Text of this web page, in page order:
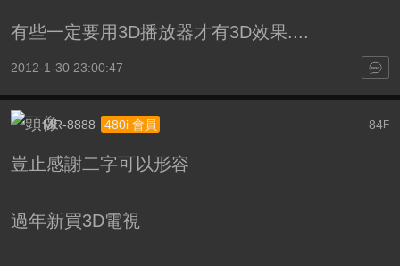
有些一定要用3D播放器才有3D效果....
2012-1-30 23:00:47
84F
MR-8888 480i 會員
豈止感謝二字可以形容
過年新買3D電視